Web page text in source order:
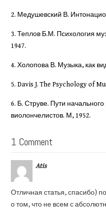
2. Медушевский В.
3. Теплов Б.М. Психология
1947.
4. Холопова В. Музыка, как
5. Davis J. The Psychology of
6. Б. Струве. Пути
виолончелистов. М, 1952.
1 Comment
Atis
Отличная статья, спасибо)
о том, что не всем с